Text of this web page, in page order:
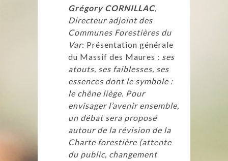
Grégory CORNILLAC,
Directeur adjoint des
Communes Forestières du
Var: Présentation générale
du Massif des Maures : ses
atouts, ses faiblesses, ses
essences dont le symbole :
le chêne liège. Pour
envisager l’avenir ensemble,
un débat sera proposé
autour de la révision de la
Charte forestière (attente
du public, changement